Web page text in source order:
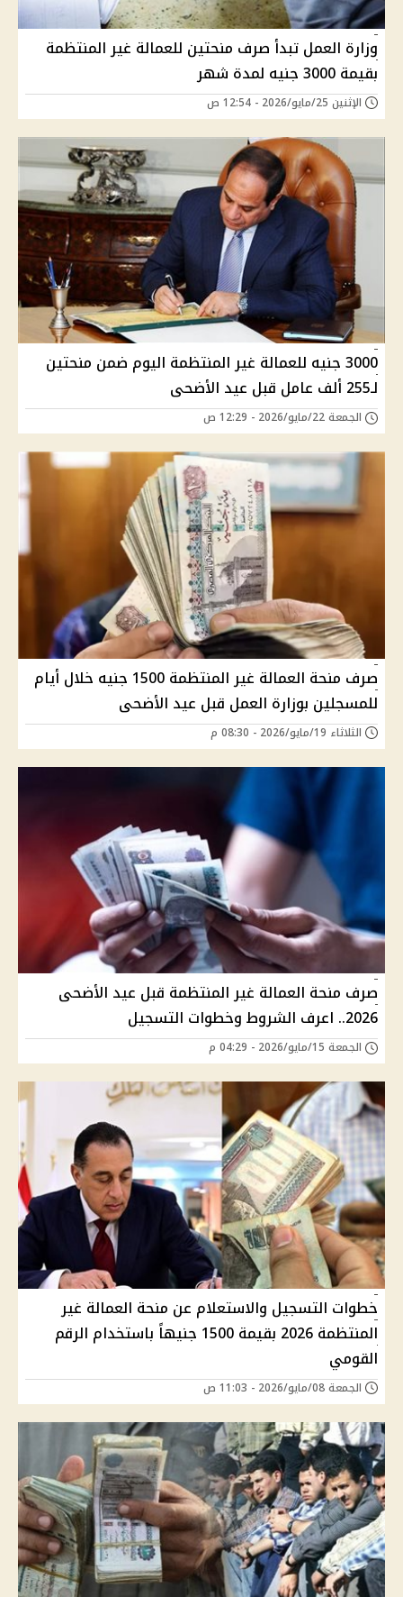
وزارة العمل تبدأ صرف منحتين للعمالة غير المنتظمة
بقيمة 3000 جنيه لمدة شهر
الإثنين 25/مايو/2026 - 12:54 ص
3000 جنيه للعمالة غير المنتظمة اليوم ضمن منحتين
لـ255 ألف عامل قبل عيد الأضحى
الجمعة 22/مايو/2026 - 12:29 ص
صرف منحة العمالة غير المنتظمة 1500 جنيه خلال أيام
للمسجلين بوزارة العمل قبل عيد الأضحى
الثلاثاء 19/مايو/2026 - 08:30 م
صرف منحة العمالة غير المنتظمة قبل عيد الأضحى
2026.. اعرف الشروط وخطوات التسجيل
الجمعة 15/مايو/2026 - 04:29 م
خطوات التسجيل والاستعلام عن منحة العمالة غير
المنتظمة 2026 بقيمة 1500 جنيهاً باستخدام الرقم
القومي
الجمعة 08/مايو/2026 - 11:03 ص